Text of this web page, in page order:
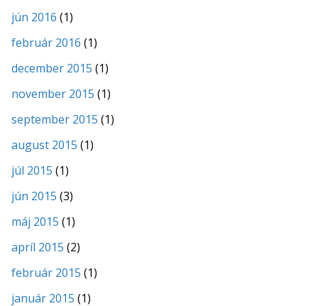
jún 2016 (1)
február 2016 (1)
december 2015 (1)
november 2015 (1)
september 2015 (1)
august 2015 (1)
júl 2015 (1)
jún 2015 (3)
máj 2015 (1)
apríl 2015 (2)
február 2015 (1)
január 2015 (1)